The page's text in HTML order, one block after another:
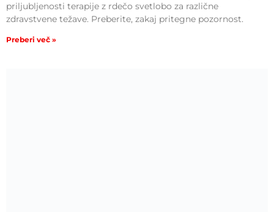
priljubljenosti terapije z rdečo svetlobo za različne
zdravstvene težave. Preberite, zakaj pritegne pozornost.
Preberi več »